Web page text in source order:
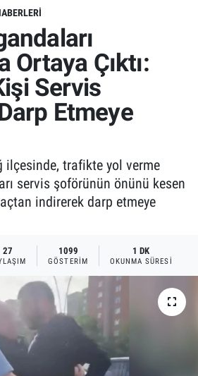
Ortaya Çıktı:
Servis
Etmeye
ilçesinde, trafikte yol verme
servis şoförünün önünü kesen
indirerek darp etmeye
27 1099
GÖSTERIM
1 DK
OKUNMA SÜRESI